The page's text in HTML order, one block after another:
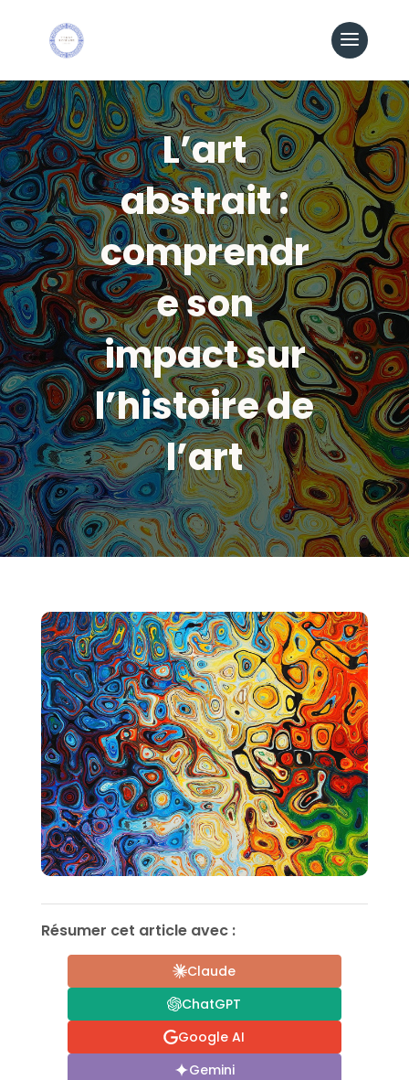
L’art
abstrait :
comprendr
e son
impact sur
l’histoire de
l’art
Résumer cet article avec :
Claude
ChatGPT
Google AI
Gemini